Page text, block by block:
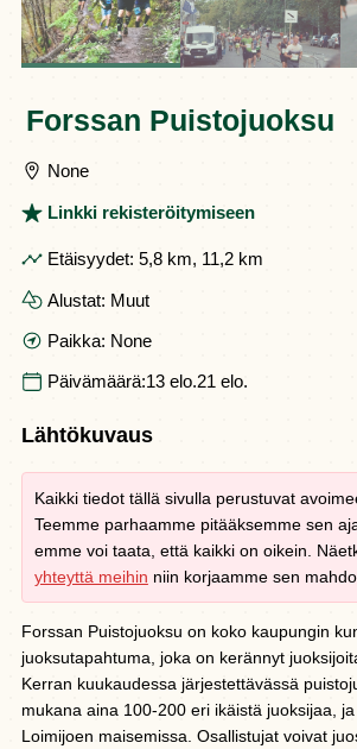
Forssan Puistojuoksu
None
Linkki rekisteröitymiseen
Etäisyydet: 5,8 km, 11,2 km
Alustat: Muut
Paikka: None
Päivämäärä:13 elo.21 elo.
Lähtökuvaus
Kaikki tiedot tällä sivulla perustuvat
Teemme parhaamme pitääksemme sen
emme voi taata, että kaikki on oikein.
yhteyttä meihin niin korjaamme sen
Forssan Puistojuoksu on koko kaupungin
juoksutapahtuma, joka on kerännyt
Kerran kuukaudessa järjestettävässä
mukana aina 100-200 eri ikäistä juoksijaa,
Loimijoen maisemissa. Osallistujat voivat